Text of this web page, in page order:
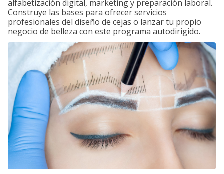
alfabetización digital, marketing y preparación laboral.
Construye las bases para ofrecer servicios
profesionales del diseño de cejas o lanzar tu propio
negocio de belleza con este programa autodirigido.